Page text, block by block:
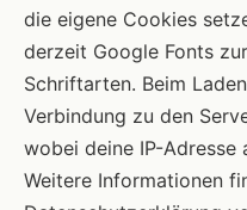
die eigene Cookies
derzeit Google Fonts
Schriftarten. Beim
Verbindung zu den
wobei deine IP-
Weitere Informationen